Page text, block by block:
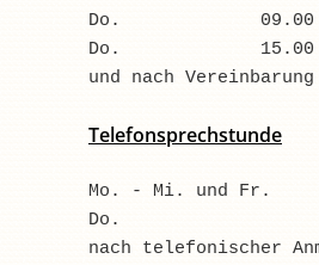
Do.             09.00
Do.             15.00
und nach Vereinbarung
Telefonsprechstunde
Mo. - Mi. und Fr.
Do.
nach telefonischer